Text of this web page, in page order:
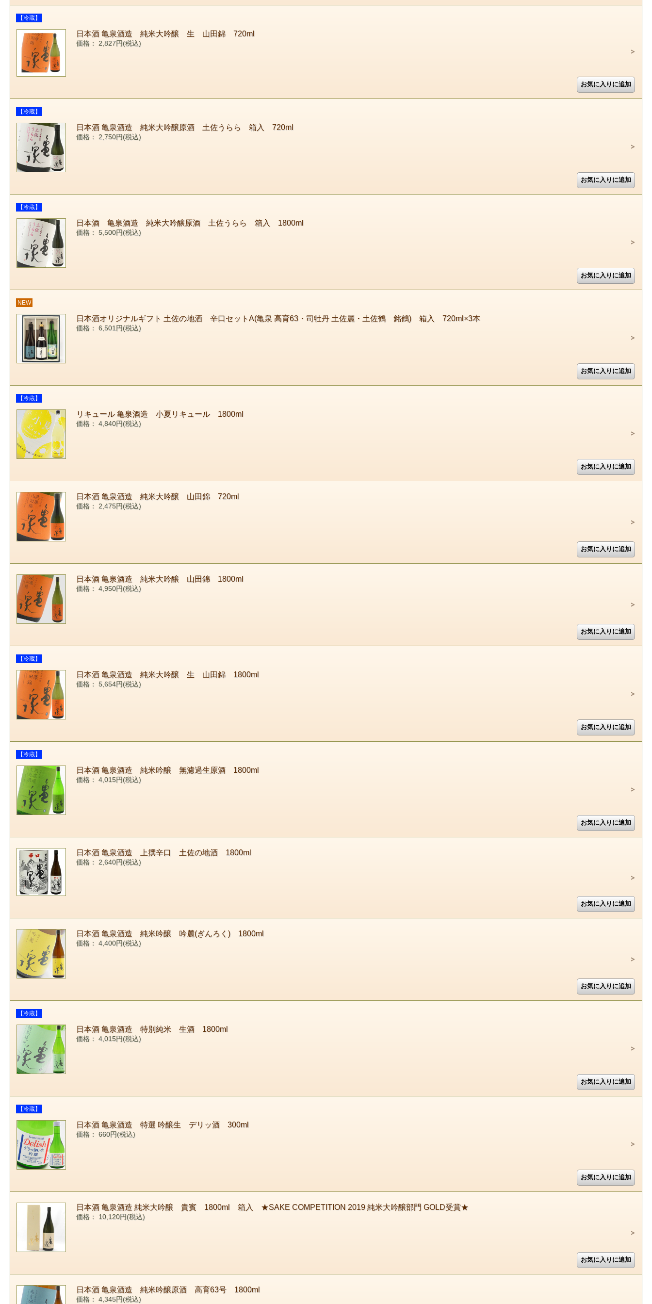
【冷蔵】
日本酒 亀泉酒造 純米大吟醸 生 山田錦 720ml
価格： 2,827円(税込)
【冷蔵】
日本酒 亀泉酒造 純米大吟醸原酒 土佐うらら 箱入 720ml
価格： 2,750円(税込)
【冷蔵】
日本酒 亀泉酒造 純米大吟醸原酒 土佐うらら 箱入 1800ml
価格： 5,500円(税込)
NEW
日本酒オリジナルギフト 土佐の地酒 辛口セットA(亀泉 高育63・司牡丹 土佐麗・土佐鶴 銘鶴) 箱入 720ml×3本
価格： 6,501円(税込)
【冷蔵】
リキュール 亀泉酒造 小夏リキュール 1800ml
価格： 4,840円(税込)
日本酒 亀泉酒造 純米大吟醸 山田錦 720ml
価格： 2,475円(税込)
日本酒 亀泉酒造 純米大吟醸 山田錦 1800ml
価格： 4,950円(税込)
【冷蔵】
日本酒 亀泉酒造 純米大吟醸 生 山田錦 1800ml
価格： 5,654円(税込)
【冷蔵】
日本酒 亀泉酒造 純米吟醸 無濾過生原酒 1800ml
価格： 4,015円(税込)
日本酒 亀泉酒造 上撰辛口 土佐の地酒 1800ml
価格： 2,640円(税込)
日本酒 亀泉酒造 純米吟醸 吟麓(ぎんろく) 1800ml
価格： 4,400円(税込)
【冷蔵】
日本酒 亀泉酒造 特別純米 生酒 1800ml
価格： 4,015円(税込)
【冷蔵】
日本酒 亀泉酒造 特選 吟醸生 デリッ酒 300ml
価格： 660円(税込)
日本酒 亀泉酒造 純米大吟醸 貴賓 1800ml 箱入 ★SAKE COMPETITION 2019 純米大吟醸部門 GOLD受賞★
価格： 10,120円(税込)
日本酒 亀泉酒造 純米吟醸原酒 高育63号 1800ml
価格： 4,345円(税込)